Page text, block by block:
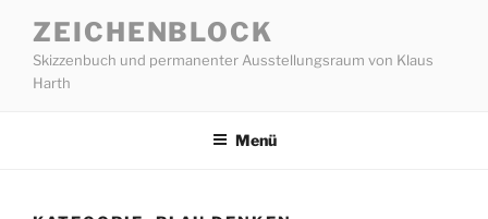
Inhalt
springen
ZEICHENBLOCK
Skizzenbuch und permanenter Ausstellungsraum von Klaus
Harth
Menü